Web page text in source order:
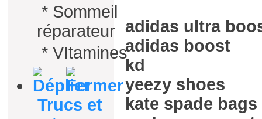
* Sommeil
réparateur
* VItamines
Trucs et
adidas ultra
adidas boost
kd
yeezy shoes
kate spade bags